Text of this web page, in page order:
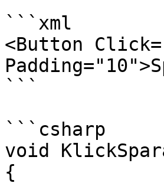
```xml
<Button
```
```csharp
void
{